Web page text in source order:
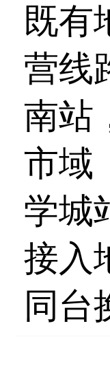
既有
营线
南站
市域
学城
接入
同台